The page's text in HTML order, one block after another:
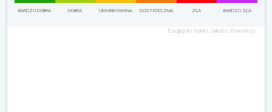
BARDZO DOBRA DOBRA UMIARKOWANA DOSTATECZNA ZŁA BARDZO ZŁA
Europejski Indeks Jakości Powietrza